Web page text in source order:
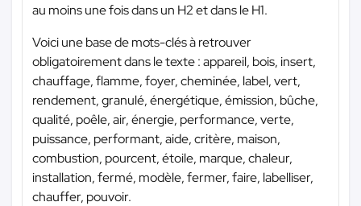
au moins une fois dans un H2 et dans le H1.
Voici une base de mots-clés à retrouver
obligatoirement dans le texte : appareil, bois, insert,
chauffage, flamme, foyer, cheminée, label, vert,
rendement, granulé, énergétique, émission, bûche,
qualité, poêle, air, énergie, performance, verte,
puissance, performant, aide, critère, maison,
combustion, pourcent, étoile, marque, chaleur,
installation, fermé, modèle, fermer, faire, labelliser,
chauffer, pouvoir.